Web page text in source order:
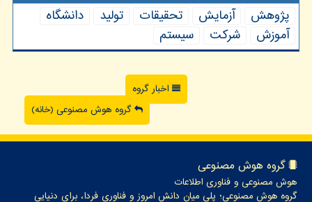
پژوهش آزمایش تحقیقات تولید
دانشگاه
آموزش
شركت سیستم
اخبار گروه
گروه هوش مصنوعی (خانه)
گروه هوش مصنوعی
هوش مصنوعی و فناوری اطلاعات
گروه هوش مصنوعی؛ پلی میان دانش امروز و فناوری فردا، برای دنیایی